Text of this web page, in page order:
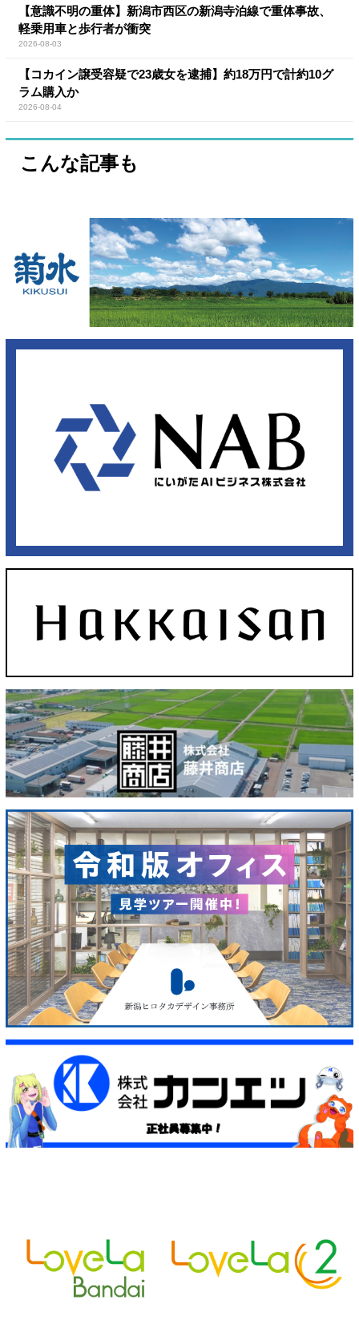
【意識不明の重体】新潟市西区の新潟寺泊線で重体事故、
軽乗用車と歩行者が衝突
2026-08-03
【コカイン譲受容疑で23歳女を逮捕】約18万円で計約10グ
ラム購入か
2026-08-04
こんな記事も